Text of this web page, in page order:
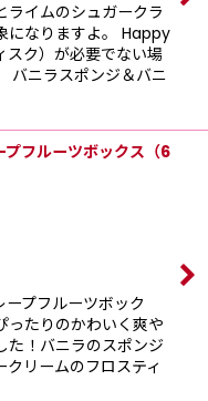
ライムのシュガークラ
になりますよ。 Happy
ク）が必要でない場
バニラスポンジ＆バニ
フルーツボックス（6
ープフルーツボック
ったりのかわいく爽や
た！バニラのスポンジ
リームのフロスティ